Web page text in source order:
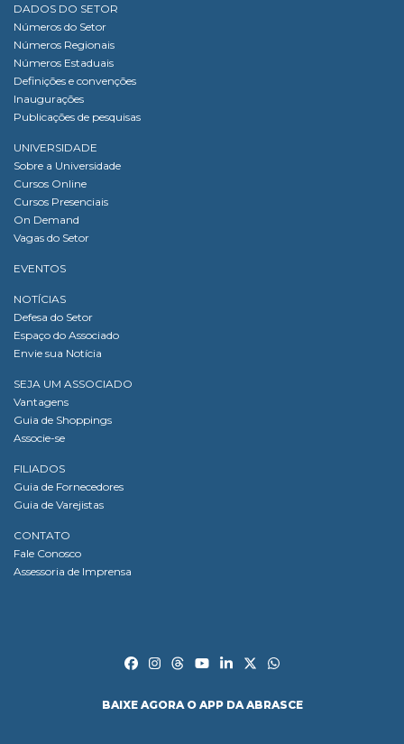
DADOS DO SETOR
Números do Setor
Números Regionais
Números Estaduais
Definições e convenções
Inaugurações
Publicações de pesquisas
UNIVERSIDADE
Sobre a Universidade
Cursos Online
Cursos Presenciais
On Demand
Vagas do Setor
EVENTOS
NOTÍCIAS
Defesa do Setor
Espaço do Associado
Envie sua Notícia
SEJA UM ASSOCIADO
Vantagens
Guia de Shoppings
Associe-se
FILIADOS
Guia de Fornecedores
Guia de Varejistas
CONTATO
Fale Conosco
Assessoria de Imprensa
BAIXE AGORA O APP DA ABRASCE